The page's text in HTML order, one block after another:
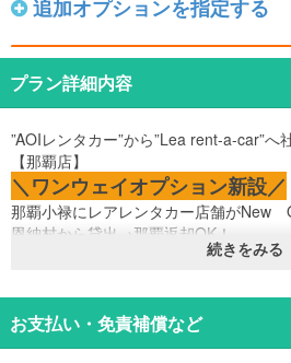
追加オプションを指定する
プラン詳細内容
”AOIレンタカー”から”Lea rent-a-car”へ
【那覇店】
＼ワンウェイオプション新設／
那覇小禄にレアレンタカー店舗がNew
恩納村から貸出→那覇返却OK！
無料送迎をご利用希望でしたら事前に
楽しい沖縄旅行のお手伝いいたします。
続きをみる
お支払い・免責補償など